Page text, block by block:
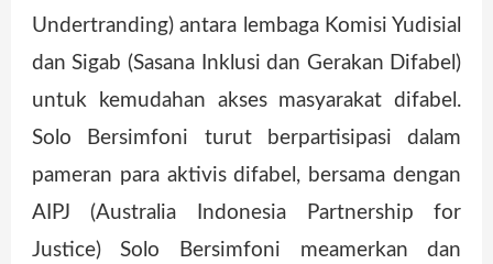
Undertranding) antara lembaga Komisi Yudisial
dan Sigab (Sasana Inklusi dan Gerakan Difabel)
untuk kemudahan akses masyarakat difabel.
Solo Bersimfoni turut berpartisipasi dalam
pameran para aktivis difabel, bersama dengan
AIPJ (Australia Indonesia Partnership for
Justice) Solo Bersimfoni meamerkan dan